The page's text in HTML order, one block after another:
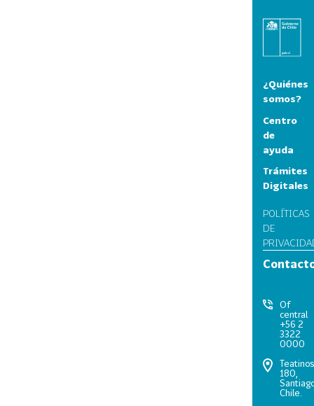
¿Quiénes
somos?
Centro
de
ayuda
Trámites
Digitales
POLÍTICAS
DE
Of
central
+56 2
3322
0000
Teatinos
180,
Chile.